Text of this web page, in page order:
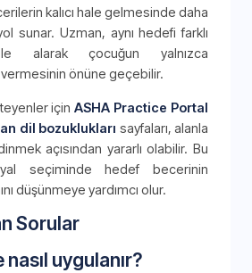
kalıcı hale gelmesinde daha
sunar. Uzman, aynı hedefi farklı
alarak çocuğun yalnızca
önüne geçebilir.
içinASHA Practice Portal
dil bozuklukları sayfaları, alanla
açısından yararlı olabilir. Bu
seçiminde hedef becerinin
düşünmeye yardımcı olur.
Sorular
uygulanır?